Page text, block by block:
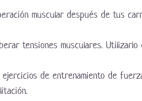
muscular después de tus
tensiones musculares.
de entrenamiento de